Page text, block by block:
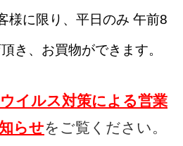
様に限り、平日のみ 午前8
き、お買物ができます。
イルス対策による営業
らせをご覧ください。